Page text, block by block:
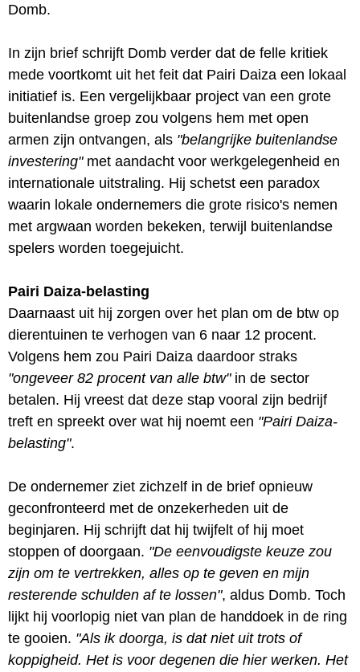
Domb.
In zijn brief schrijft Domb verder dat de felle kritiek
mede voortkomt uit het feit dat Pairi Daiza een lokaal
initiatief is. Een vergelijkbaar project van een grote
buitenlandse groep zou volgens hem met open
armen zijn ontvangen, als "belangrijke buitenlandse
investering"met aandacht voor werkgelegenheid en
internationale uitstraling. Hij schetst een paradox
waarin lokale ondernemers die grote risico's nemen
met argwaan worden bekeken, terwijl buitenlandse
spelers worden toegejuicht.
Pairi Daiza-belasting
Daarnaast uit hij zorgen over het plan om de btw op
dierentuinen te verhogen van 6 naar 12 procent.
Volgens hem zou Pairi Daiza daardoor straks
"ongeveer 82 procent van alle btw"in de sector
betalen. Hij vreest dat deze stap vooral zijn bedrijf
treft en spreekt over wat hij noemt een "Pairi Daiza-
belasting".
De ondernemer ziet zichzelf in de brief opnieuw
geconfronteerd met de onzekerheden uit de
beginjaren. Hij schrijft dat hij twijfelt of hij moet
stoppen of doorgaan. "De eenvoudigste keuze zou
zijn om te vertrekken, alles op te geven en mijn
resterende schulden af te lossen", aldus Domb. Toch
lijkt hij voorlopig niet van plan de handdoek in de ring
te gooien. "Als ik doorga, is dat niet uit trots of
koppigheid. Het is voor degenen die hier werken. Het